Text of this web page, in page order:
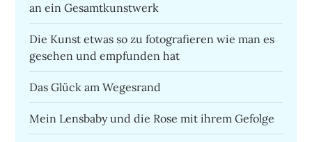
an ein Gesamtkunstwerk
Die Kunst etwas so zu fotografieren wie man es
gesehen und empfunden hat
Das Glück am Wegesrand
Mein Lensbaby und die Rose mit ihrem Gefolge